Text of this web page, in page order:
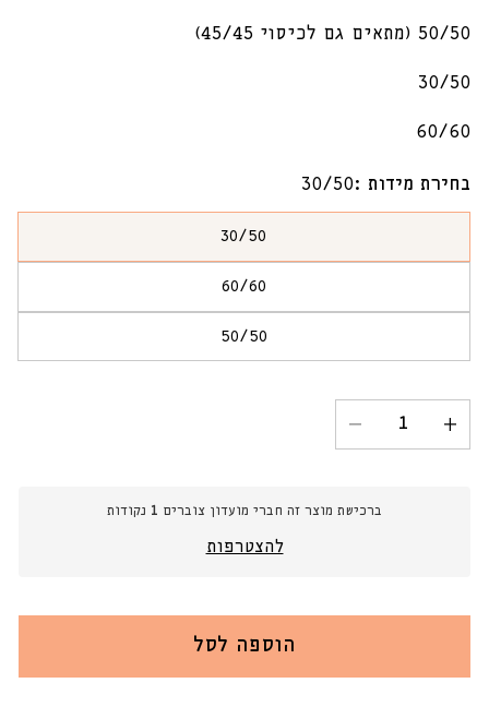
50/50 (מתאים גם לכיסוי 45/45)
30/50
60/60
בחירת מידות : 30/50
30/50
או
60/60
או
50/50
הגדל
כמות
כמות
לכרית
ברכישת מוצר זה חברי מועדון צוברים 1 נקודות
להצטרפות
הוספה לסל